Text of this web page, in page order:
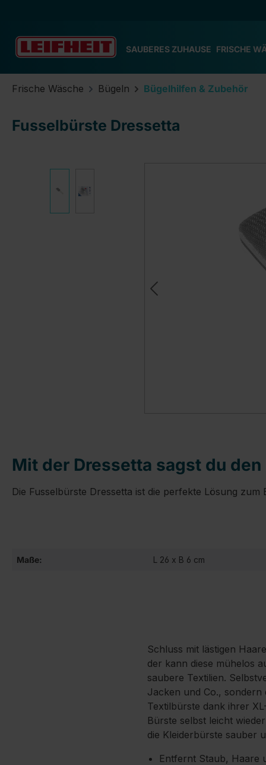
SAUBERES ZUHAUSE FRISCHE
Frische Wäsche Bügeln Bügelhilfen & Zubehör
Fusselbürste Dressetta
Mit der Dressetta sagst du
Die Fusselbürste Dressetta ist die perfekte Lösung
Maße: L 26 x B 6 cm
Schluss mit lästigen
der kann diese mühelos
saubere Textilien.
Jacken und Co., sondern
Textilbürste dank ihrer
Bürste selbst leicht
die Kleiderbürste sauber
Entfernt Staub, Haare